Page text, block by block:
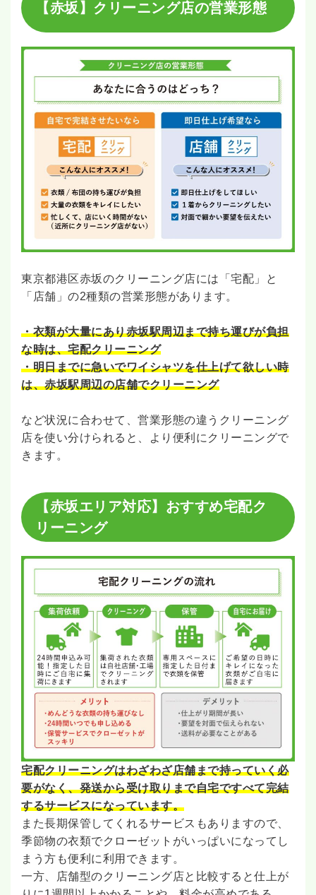
【赤坂】クリーニング店の営業形態
東京都港区赤坂のクリーニング店には「宅配」と
「店舗」の2種類の営業形態があります。
・衣類が大量にあり赤坂駅周辺まで持ち運びが負担
な時は、宅配クリーニング
・明日までに急いでワイシャツを仕上げて欲しい時
は、赤坂駅周辺の店舗でクリーニング
など状況に合わせて、営業形態の違うクリーニング
店を使い分けられると、より便利にクリーニングで
きます。
【赤坂エリア対応】おすすめ宅配ク
リーニング
宅配クリーニングはわざわざ店舗まで持っていく必
要がなく、発送から受け取りまで自宅ですべて完結
するサービスになっています。
また長期保管してくれるサービスもありますので、
季節物の衣類でクローゼットがいっぱいになってし
まう方も便利に利用できます。
一方、店舗型のクリーニング店と比較すると仕上が